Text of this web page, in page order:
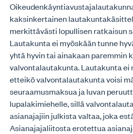
kaksinkertainen
merkittävästi lopullisen ratkaisun
Lautakunta ei myöskään tunne
yhtä hyvin tai ainakaan paremmin
valvontalautakunta. Lautakunta ei
etteikö valvontalautakunta voisi
seuraamusmaksua ja luvan
lupalakimiehelle, sillä
asianajajiin julkista valtaa, joka
Asianajajaliitosta erotettua